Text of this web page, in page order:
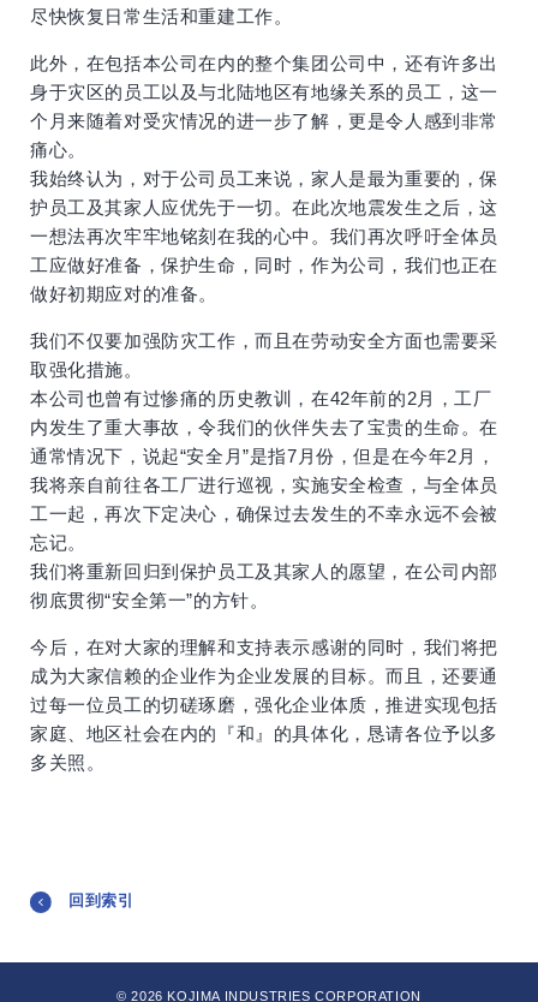
尽快恢复日常生活和重建工作。
此外，在包括本公司在内的整个集团公司中，还有许多出
身于灾区的员工以及与北陆地区有地缘关系的员工，这一
个月来随着对受灾情况的进一步了解，更是令人感到非常
痛心。
我始终认为，对于公司员工来说，家人是最为重要的，保
护员工及其家人应优先于一切。在此次地震发生之后，这
一想法再次牢牢地铭刻在我的心中。我们再次呼吁全体员
工应做好准备，保护生命，同时，作为公司，我们也正在
做好初期应对的准备。
我们不仅要加强防灾工作，而且在劳动安全方面也需要采
取强化措施。
本公司也曾有过惨痛的历史教训，在42年前的2月，工厂
内发生了重大事故，令我们的伙伴失去了宝贵的生命。在
通常情况下，说起“安全月”是指7月份，但是在今年2月，
我将亲自前往各工厂进行巡视，实施安全检查，与全体员
工一起，再次下定决心，确保过去发生的不幸永远不会被
忘记。
我们将重新回归到保护员工及其家人的愿望，在公司内部
彻底贯彻“安全第一”的方针。
今后，在对大家的理解和支持表示感谢的同时，我们将把
成为大家信赖的企业作为企业发展的目标。而且，还要通
过每一位员工的切磋琢磨，强化企业体质，推进实现包括
家庭、地区社会在内的『和』的具体化，恳请各位予以多
多关照。
回到索引
© 2026 KOJIMA INDUSTRIES CORPORATION